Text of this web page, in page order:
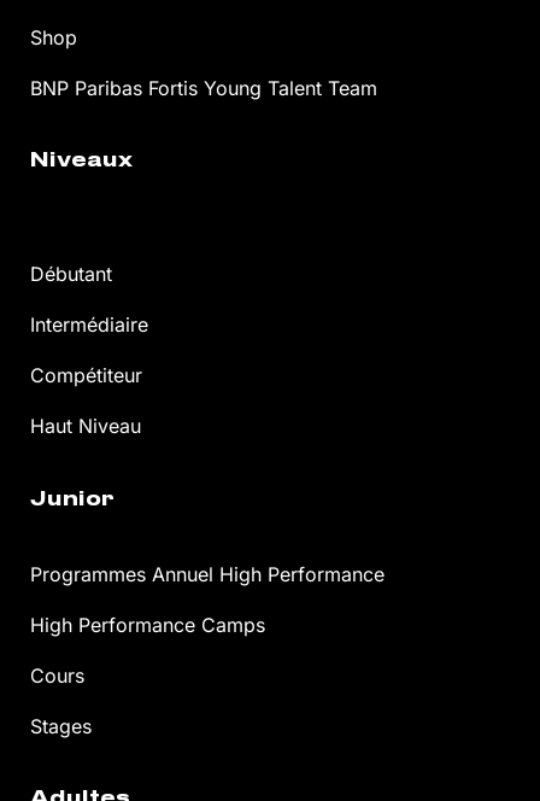
Shop
BNP Paribas Fortis Young Talent Team
Niveaux
Débutant
Intermédiaire
Compétiteur
Haut Niveau
Junior
Programmes Annuel High Performance
High Performance Camps
Cours
Stages